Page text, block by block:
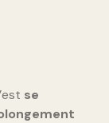
se